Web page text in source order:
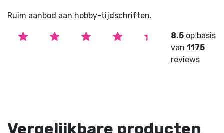
Ruim aanbod aan hobby-tijdschriften.
8.5 op basis
van1175
reviews
Vergelijkbare producten